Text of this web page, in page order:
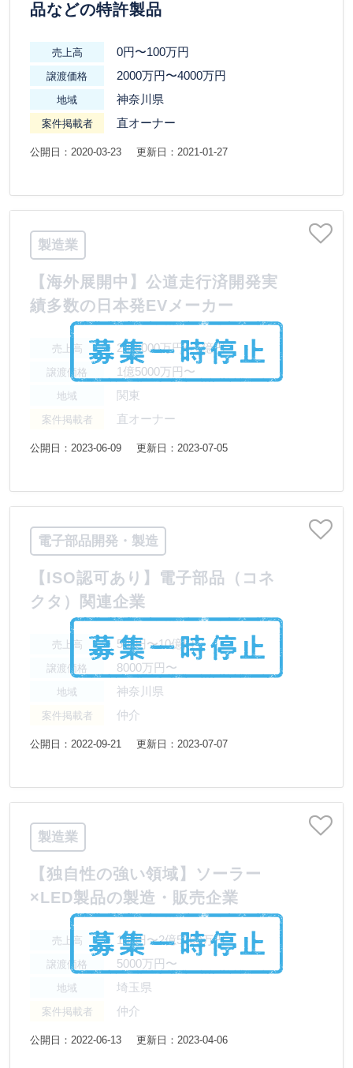
品などの特許製品
売上高 0円〜100万円
譲渡価格 2000万円〜4000万円
地域 神奈川県
案件掲載者 直オーナー
公開日：2020-03-23 更新日：2021-01-27
製造業
【海外展開中】公道走行済開発実
績多数の日本発EVメーカー
売上高 2億5000万円〜5億円
譲渡価格 1億5000万円〜
地域 関東
案件掲載者 直オーナー
公開日：2023-06-09 更新日：2023-07-05
電子部品開発・製造
【ISO認可あり】電子部品（コネ
クタ）関連企業
売上高 5億円〜10億円
譲渡価格 8000万円〜
地域 神奈川県
案件掲載者 仲介
公開日：2022-09-21 更新日：2023-07-07
製造業
【独自性の強い領域】ソーラー
×LED製品の製造・販売企業
売上高 1億円〜2億5000万円
譲渡価格 5000万円〜
地域 埼玉県
案件掲載者 仲介
公開日：2022-06-13 更新日：2023-04-06